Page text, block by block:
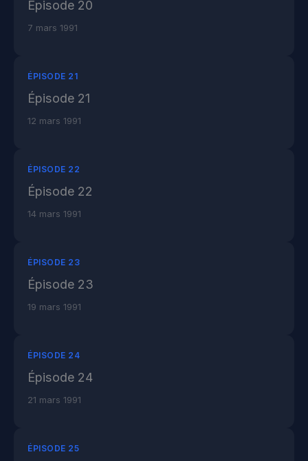
Épisode 20
7 mars 1991
ÉPISODE 21
Épisode 21
12 mars 1991
ÉPISODE 22
Épisode 22
14 mars 1991
ÉPISODE 23
Épisode 23
19 mars 1991
ÉPISODE 24
Épisode 24
21 mars 1991
ÉPISODE 25